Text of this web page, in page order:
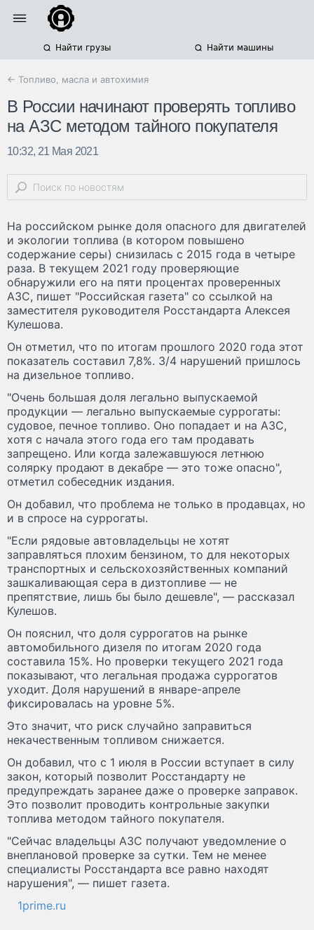
Найти грузы Найти машины
← Топливо, масла и автохимия
В России начинают проверять топливо
на АЗС методом тайного покупателя
10:32, 21 Мая 2021
На российском рынке доля опасного для двигателей
и экологии топлива (в котором повышено
содержание серы) снизилась с 2015 года в четыре
раза. В текущем 2021 году проверяющие
обнаружили его на пяти процентах проверенных
АЗС, пишет "Российская газета" со ссылкой на
заместителя руководителя Росстандарта Алексея
Кулешова.
Он отметил, что по итогам прошлого 2020 года этот
показатель составил 7,8%. 3/4 нарушений пришлось
на дизельное топливо.
"Очень большая доля легально выпускаемой
продукции — легально выпускаемые суррогаты:
судовое, печное топливо. Оно попадает и на АЗС,
хотя с начала этого года его там продавать
запрещено. Или когда залежавшуюся летнюю
солярку продают в декабре — это тоже опасно",
отметил собеседник издания.
Он добавил, что проблема не только в продавцах, но
и в спросе на суррогаты.
"Если рядовые автовладельцы не хотят
заправляться плохим бензином, то для некоторых
транспортных и сельскохозяйственных компаний
зашкаливающая сера в дизтопливе — не
препятствие, лишь бы было дешевле", — рассказал
Кулешов.
Он пояснил, что доля суррогатов на рынке
автомобильного дизеля по итогам 2020 года
составила 15%. Но проверки текущего 2021 года
показывают, что легальная продажа суррогатов
уходит. Доля нарушений в январе-апреле
фиксировалась на уровне 5%.
Это значит, что риск случайно заправиться
некачественным топливом снижается.
Он добавил, что с 1 июля в России вступает в силу
закон, который позволит Росстандарту не
предупреждать заранее даже о проверке заправок.
Это позволит проводить контрольные закупки
топлива методом тайного покупателя.
"Сейчас владельцы АЗС получают уведомление о
внеплановой проверке за сутки. Тем не менее
специалисты Росстандарта все равно находят
нарушения", — пишет газета.
1prime.ru